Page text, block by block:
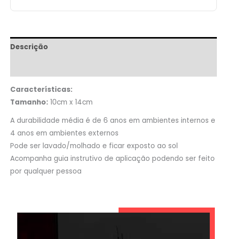
Descrição
Características:
Tamanho: 10cm x 14cm
A durabilidade média é de 6 anos em ambientes internos e
4 anos em ambientes externos
Pode ser lavado/molhado e ficar exposto ao sol
Acompanha guia instrutivo de aplicação podendo ser feito
por qualquer pessoa